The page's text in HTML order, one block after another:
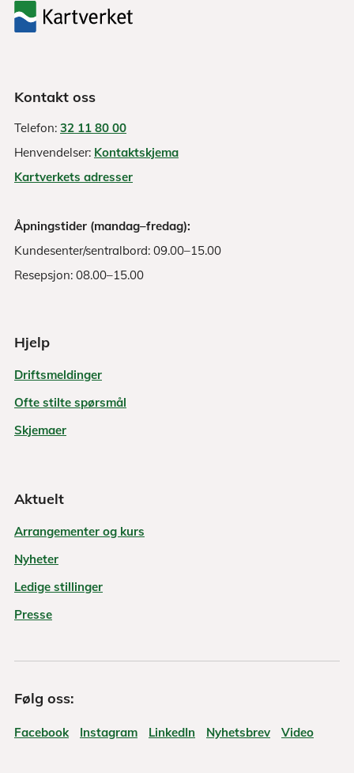
Kontakt oss
Telefon: 32 11 80 00
Henvendelser: Kontaktskjema
Kartverkets adresser
Åpningstider (mandag–fredag):
Kundesenter/sentralbord: 09.00–15.00
Resepsjon: 08.00–15.00
Hjelp
Driftsmeldinger
Ofte stilte spørsmål
Skjemaer
Aktuelt
Arrangementer og kurs
Nyheter
Ledige stillinger
Presse
Følg oss:
Facebook Instagram LinkedIn Nyhetsbrev Video